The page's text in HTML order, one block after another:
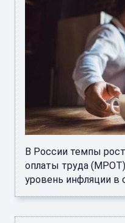
В России темпы
оплаты труда
уровень инфляции в